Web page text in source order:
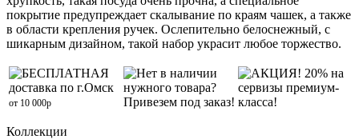
покрытие предупреждает скалывание по краям чашек, а также
в области крепления ручек. Ослепительно белоснежный, с
шикарным дизайном, такой набор украсит любое торжество.
БЕСПЛАТНАЯ
доставка по г.Омск
от 10 000р
Нет в наличии
нужного товара?
Привезем под заказ!
АКЦИЯ! 20% на
сервизы премиум-
класса!
Коллекции